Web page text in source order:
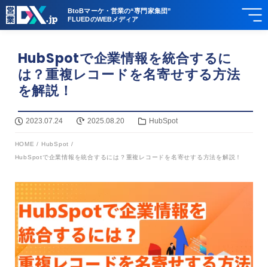
BtoBマーケ・営業の“専門家集団”
FLUEDのWEBメディア
HubSpotで企業情報を統合するに
は？重複レコードを名寄せする方法
を解説！
2023.07.24 2025.08.20 HubSpot
HOME / HubSpot /
HubSpotで企業情報を統合するには？重複レコードを名寄せする方法を解説！